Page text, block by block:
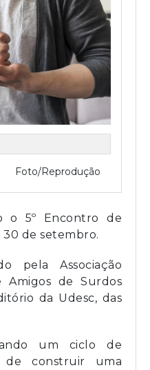
Foto/Reprodução
o 5º Encontro de
de setembro.
pela Associação
Amigos de Surdos
da Udesc, das
um ciclo de
de construir uma